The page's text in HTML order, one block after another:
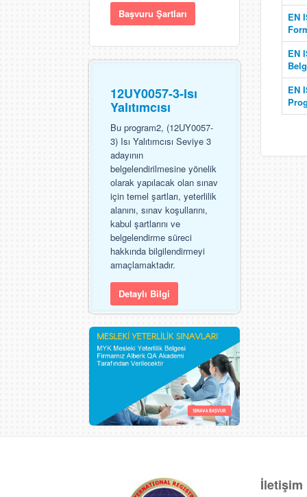
Başvuru Şartları
12UY0057-3-Isı
Yalıtımcısı
Bu program2, (12UY0057-
3) Isı Yalıtımcısı Seviye 3
adayının
belgelendirilmesine yönelik
olarak yapılacak olan sınav
için temel şartları, yeterlilik
alanını, sınav koşullarını,
kabul şartlarını ve
belgelendirme süreci
hakkında bilgilendirmeyi
amaçlamaktadır.
Detaylı Bilgi
EN
EN
EN
İletişim